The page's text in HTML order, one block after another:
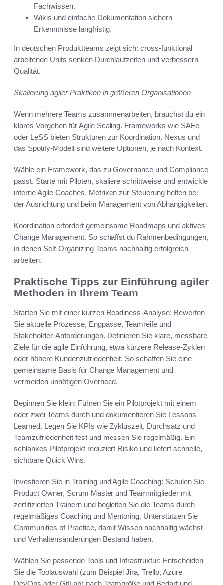
Fachwissen.
Wikis und einfache Dokumentation sichern
Erkenntnisse langfristig.
In deutschen Produktteams zeigt sich: cross-funktional
arbeitende Units senken Durchlaufzeiten und verbessern
Qualität.
Skalierung agiler Praktiken in größeren Organisationen
Wenn mehrere Teams zusammenarbeiten, brauchst du ein
klares Vorgehen für Agile Scaling. Frameworks wie SAFe
oder LeSS bieten Strukturen zur Koordination. Nexus und
das Spotify-Modell sind weitere Optionen, je nach Kontext.
Wähle ein Framework, das zu Governance und Compliance
passt. Starte mit Piloten, skaliere schrittweise und entwickle
interne Agile Coaches. Metriken zur Steuerung helfen bei
der Ausrichtung und beim Management von Abhängigkeiten.
Koordination erfordert gemeinsame Roadmaps und aktives
Change Management. So schaffst du Rahmenbedingungen,
in denen Self-Organizing Teams nachhaltig erfolgreich
arbeiten.
Praktische Tipps zur Einführung agiler
Methoden in Ihrem Team
Starten Sie mit einer kurzen Readiness-Analyse: Bewerten
Sie aktuelle Prozesse, Engpässe, Teamreife und
Stakeholder-Anforderungen. Definieren Sie klare, messbare
Ziele für die agile Einführung, etwa kürzere Release-Zyklen
oder höhere Kundenzufriedenheit. So schaffen Sie eine
gemeinsame Basis für Change Management und
vermeiden unnötigen Overhead.
Beginnen Sie klein: Führen Sie ein Pilotprojekt mit einem
oder zwei Teams durch und dokumentieren Sie Lessons
Learned. Legen Sie KPIs wie Zykluszeit, Durchsatz und
Teamzufriedenheit fest und messen Sie regelmäßig. Ein
schlankes Pilotprojekt reduziert Risiko und liefert schnelle,
sichtbare Quick Wins.
Investieren Sie in Training und Agile Coaching: Schulen Sie
Product Owner, Scrum Master und Teammitglieder mit
zertifizierten Trainern und begleiten Sie die Teams durch
regelmäßiges Coaching und Mentoring. Unterstützen Sie
Communities of Practice, damit Wissen nachhaltig wächst
und Verhaltensänderungen Bestand haben.
Wählen Sie passende Tools und Infrastruktur: Entscheiden
Sie die Toolauswahl (zum Beispiel Jira, Trello, Azure